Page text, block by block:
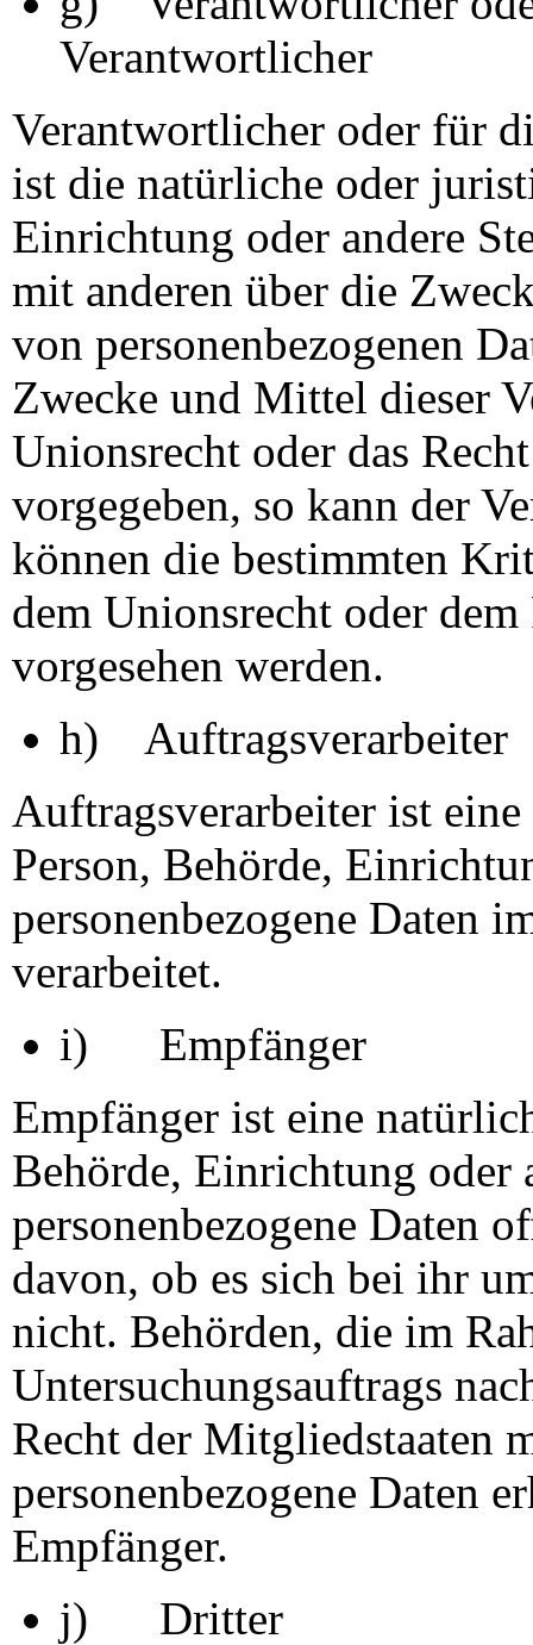
Verantwortlicher
Verantwortlicher oder für
ist die natürliche oder
Einrichtung oder andere
mit anderen über die
von personenbezogenen
Zwecke und Mittel dieser
Unionsrecht oder das
vorgegeben, so kann der
können die bestimmten
dem Unionsrecht oder
vorgesehen werden.
h) Auftragsverarbeiter
Auftragsverarbeiter ist
Person, Behörde,
personenbezogene Daten
verarbeitet.
i) Empfänger
Empfänger ist eine
Behörde, Einrichtung oder
personenbezogene Daten
davon, ob es sich bei ihr
nicht. Behörden, die im
Untersuchungsauftrags
Recht der Mitgliedstaaten
personenbezogene Daten
Empfänger.
j) Dritter